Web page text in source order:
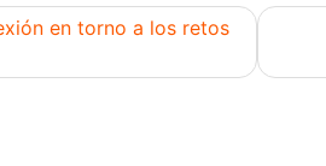
en torno a los retos